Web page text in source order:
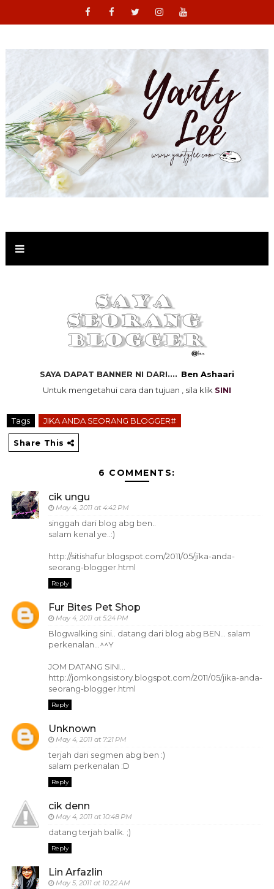
SAYA DAPAT BANNER NI DARI.... Ben Ashaari
Untuk mengetahui cara dan tujuan
sila klik SINI
Tags JIKA ANDA SEORANG BLOGGER#
Share This
6 COMMENTS:
cik ungu
May 4, 2011 at 4:42 PM
singgah dari blog abg ben..
salam kenal ye..:)
http://sitishafur.blogspot.com/2011/05/jika-anda-
seorang-blogger.html
Reply
Fur Bites Pet Shop
May 4, 2011 at 5:24 PM
Blogwalking sini.. datang dari blog abg BEN... salam
perkenalan...^^Y
JOM DATANG SINI...
http://jomkongsistory.blogspot.com/2011/05/jika-anda-
seorang-blogger.html
Reply
Unknown
May 4, 2011 at 7:21 PM
terjah dari segmen abg ben :)
salam perkenalan :D
Reply
cik denn
May 4, 2011 at 10:48 PM
datang terjah balik. ;)
Reply
Lin Arfazlin
May 5, 2011 at 10:22 AM